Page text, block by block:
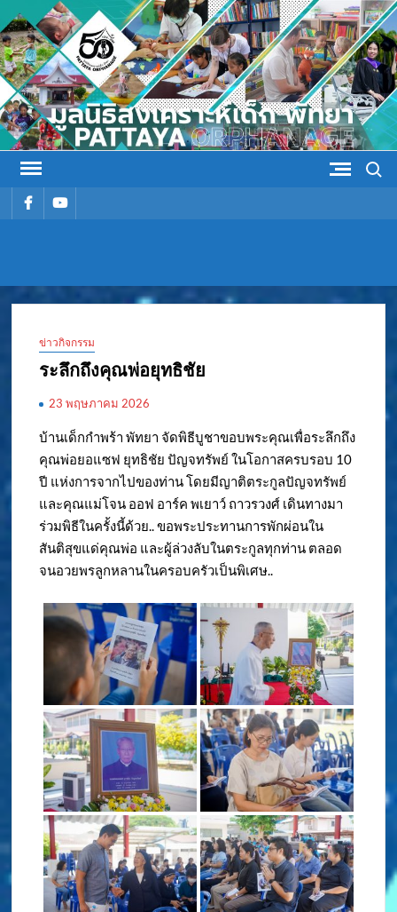
Skip
to
content
รายการรายการ
สงเคราะห์
ข่าวกิจกรรม
ระลึกถึงคุณพ่อยุทธิชัย
23 พฤษภาคม 2026
บ้านเด็กกำพร้า พัทยา จัดพิธีบูชาขอบพระคุณเพื่อระลึกถึง
คุณพ่อยอแซฟ ยุทธิชัย ปัญจทรัพย์ ในโอกาสครบรอบ 10
ปี แห่งการจากไปของท่าน โดยมีญาติตระกูลปัญจทรัพย์
และคุณแม่โจน ออฟ อาร์ค พเยาว์ ถาวรวงศ์ เดินทางมา
ร่วมพิธีในครั้งนี้ด้วย.. ขอพระประทานการพักผ่อนใน
สันติสุขแด่คุณพ่อ และผู้ล่วงลับในตระกูลทุกท่าน ตลอด
จนอวยพรลูกหลานในครอบครัวเป็นพิเศษ..